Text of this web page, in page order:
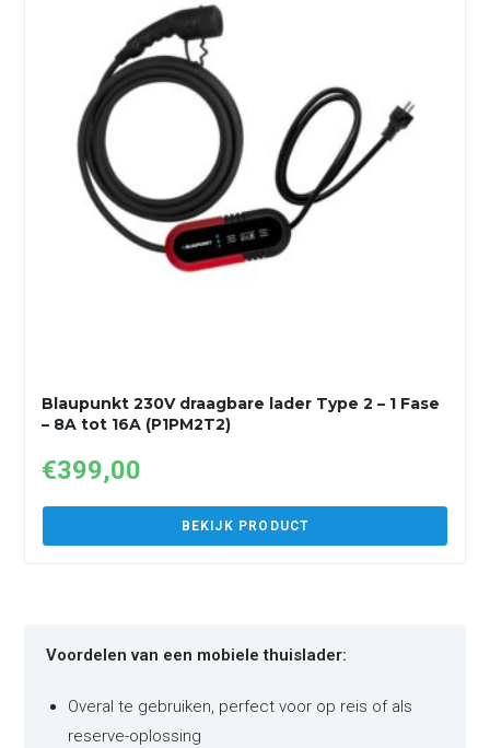
Blaupunkt 230V draagbare lader Type 2 – 1 Fase
– 8A tot 16A (P1PM2T2)
€399,00
BEKIJK PRODUCT
Voordelen van een mobiele thuislader:
Overal te gebruiken, perfect voor op reis of als
reserve-oplossing